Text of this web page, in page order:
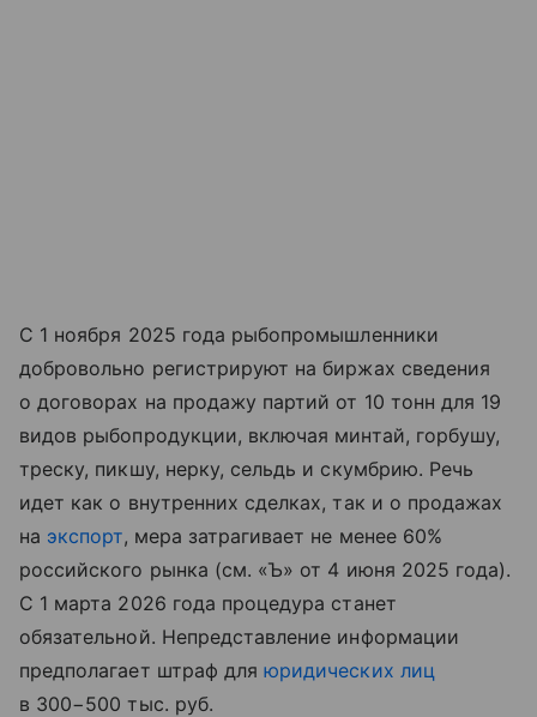
С 1 ноября 2025 года рыбопромышленники
добровольно регистрируют на биржах сведения
о договорах на продажу партий от 10 тонн для 19
видов рыбопродукции, включая минтай, горбушу,
треску, пикшу, нерку, сельдь и скумбрию. Речь
идет как о внутренних сделках, так и о продажах
на экспорт, мера затрагивает не менее 60%
российского рынка (см. «Ъ» от 4 июня 2025 года).
С 1 марта 2026 года процедура станет
обязательной. Непредставление информации
предполагает штраф дляюридических лиц
в 300−500 тыс. руб.